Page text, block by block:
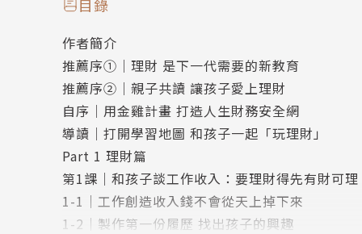
然而「理財」是一門學校沒有教，但孩子必須學
識金融世界，從中探索對未來的規劃。
▍每天66元，善用時間複利，每個孩子都是身價
孩子最大的資產是「時間」，而66元是每天買1
方式投入大盤指數型ETF，不需要成為投資專家
劃。
目錄
作者簡介
推薦序➀｜理財 是下一代需要的新教育
推薦序➁｜親子共讀 讓孩子愛上理財
自序｜用金雞計畫 打造人生財務安全網
導讀｜打開學習地圖 和孩子一起「玩理財」
Part 1 理財篇
第1課｜和孩子談工作收入：要理財得先有財可理
1-1｜工作創造收入錢不會從天上掉下來
1-2｜製作第一份履歷 找出孩子的興趣